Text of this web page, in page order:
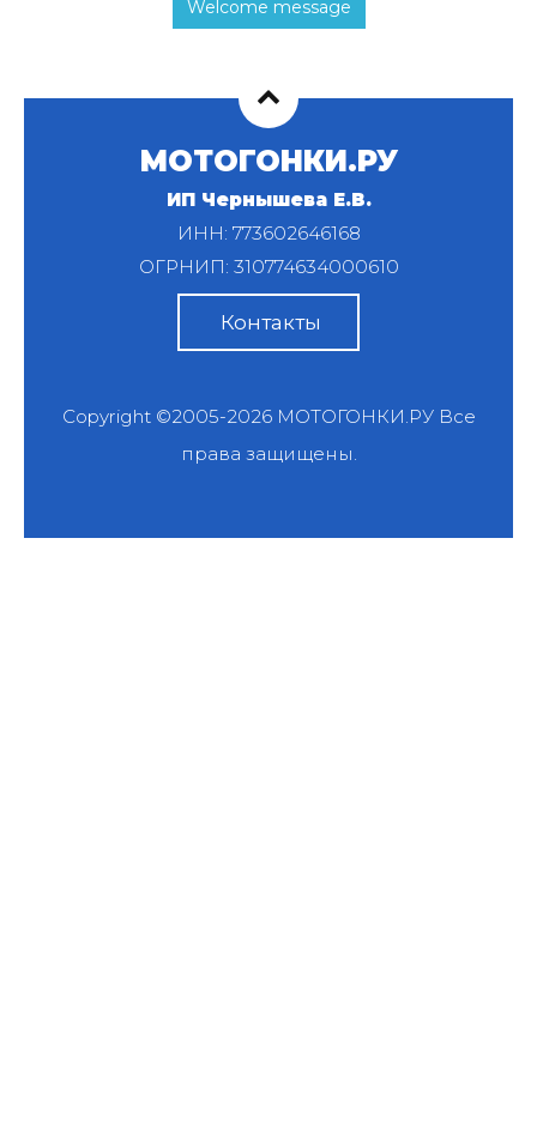
Welcome message
МОТОГОНКИ.РУ
ИП Чернышева Е.В.
ИНН: 773602646168
ОГРНИП: 310774634000610
Контакты
Copyright ©2005-2026 МОТОГОНКИ.РУВсе
права защищены.